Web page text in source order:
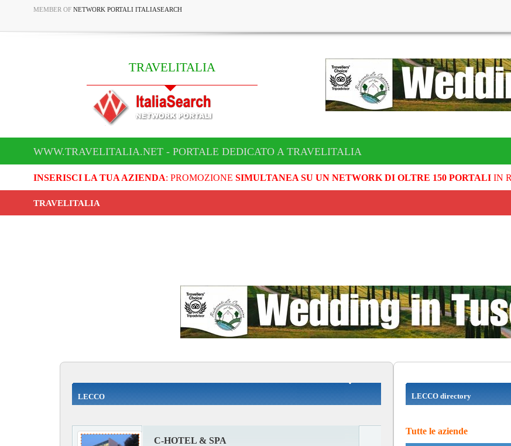
MEMBER OF NETWORK PORTALI ITALIASEARCH
TRAVELITALIA
WWW.TRAVELITALIA.NET - PORTALE DEDICATO A TRAVELITALIA
INSERISCI LA TUA AZIENDA: PROMOZIONE SIMULTANEA SU UN NETWORK DI OLTRE 150 PORTALIIN
TRAVELITALIA
LECCO
C-HOTEL & SPA
LECCO directory
Tutte le aziende